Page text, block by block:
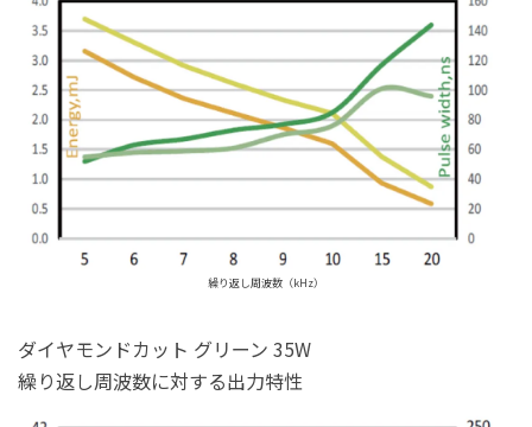
繰り返し周波数（kHz）
ダイヤモンドカット グリーン 35W
繰り返し周波数に対する出力特性